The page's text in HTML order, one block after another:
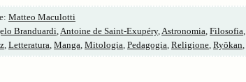
Matteo Maculotti
Branduardi,Antoine de Saint-Exupéry,Astronomia, Filosofia,
, Letteratura, Manga, Mitologia, Pedagogia, Religione, Ryōkan,